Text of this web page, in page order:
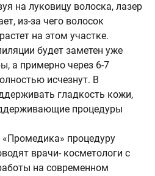
на луковицу волоска, лазер
из-за чего волосок
на этом участке.
будет заметен уже
а примерно через 6-7
исчезнут. В
гладкость кожи,
процедуры
процедуру
врачи- косметологи с
на современном